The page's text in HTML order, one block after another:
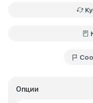
Опции